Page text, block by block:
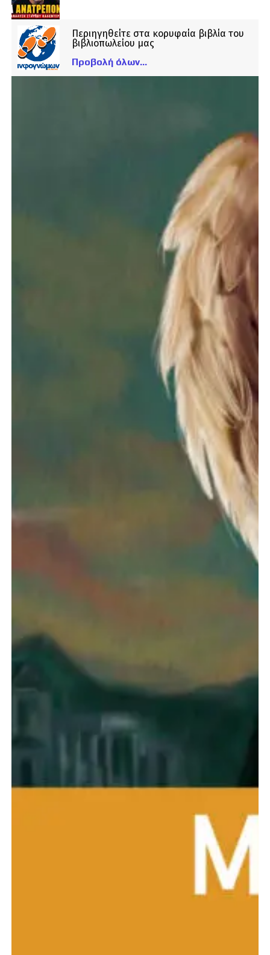
Περιηγηθείτε στα κορυφαία βιβλία του
βιβλιοπωλείου μας
Προβολή όλων